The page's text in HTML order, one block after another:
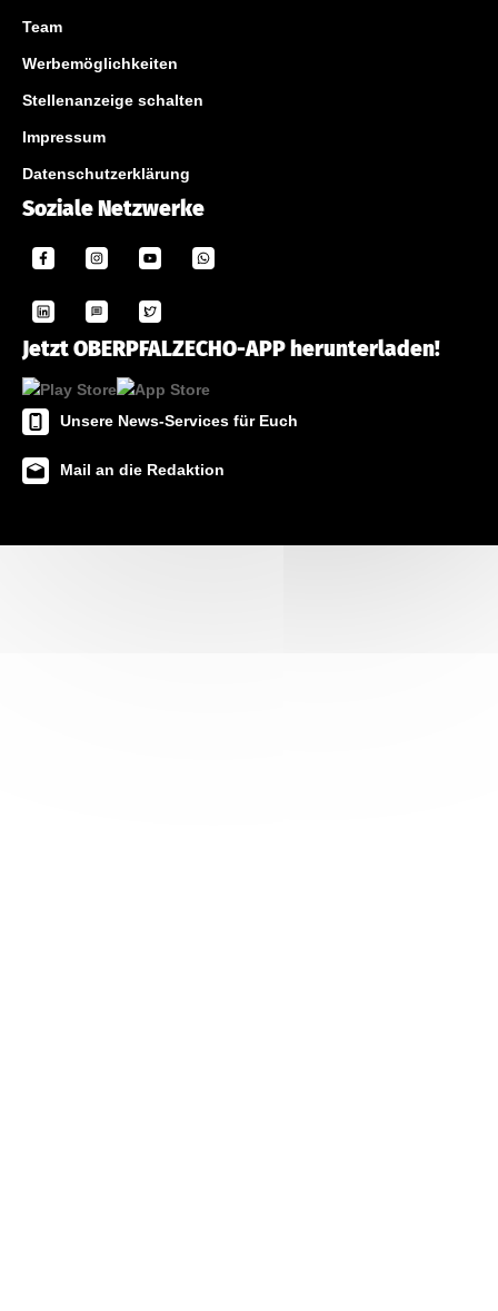
Team
Werbemöglichkeiten
Stellenanzeige schalten
Impressum
Datenschutzerklärung
Soziale Netzwerke
Jetzt OBERPFALZECHO-APP herunterladen!
Unsere News-Services für Euch
Mail an die Redaktion